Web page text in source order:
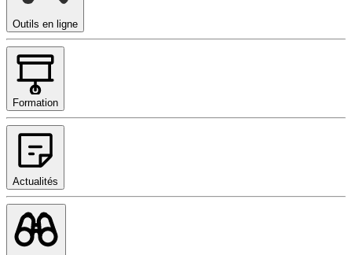
Outils en ligne
Formation
Actualités